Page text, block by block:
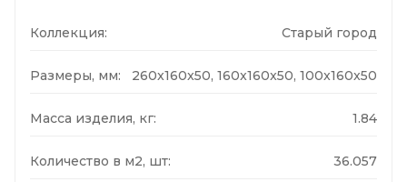
Коллекция: Старый город
Размеры, мм: 260x160x50, 160x160x50, 100x160x50
Масса изделия, кг: 1.84
Количество в м2, шт: 36.057